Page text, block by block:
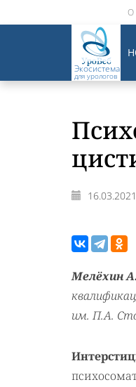
О
Экосистема
для урологов
16.03.2021
Мелёхин
им. П.А.